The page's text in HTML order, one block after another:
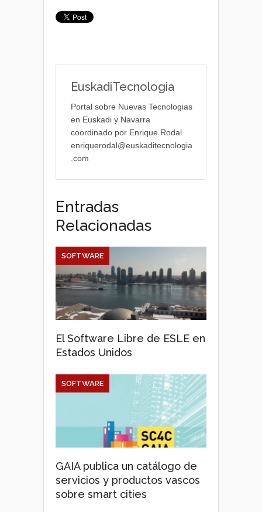
EuskadiTecnologia
Portal sobre Nuevas Tecnologias
en Euskadi y Navarra
coordinado por Enrique Rodal
enriquerodal@euskaditecnologia
.com
Entradas
Relacionadas
El Software Libre de ESLE en
Estados Unidos
SOFTWARE
GAIA publica un catálogo de
servicios y productos vascos
sobre smart cities
SOFTWARE